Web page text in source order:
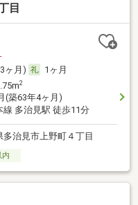
目
ヶ月)
1ヶ月
2
(築63年4ヶ月)
線 多治見駅 徒歩11分
多治見市上野町４丁目
内